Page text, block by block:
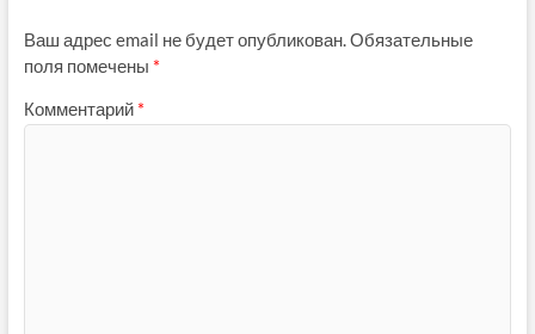
Ваш адрес email не будет опубликован.Обязательные
поля помечены *
Комментарий *